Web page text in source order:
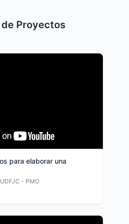
Proyectos
para elaborar una
- PMO